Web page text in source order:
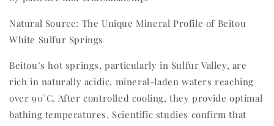
Natural Source: The Unique Mineral Profile of Beitou
White Sulfur Springs
Beitou’s hot springs, particularly in Sulfur Valley, are
rich in naturally acidic, mineral-laden waters reaching
over 90°C. After controlled cooling, they provide optimal
bathing temperatures. Scientific studies confirm that